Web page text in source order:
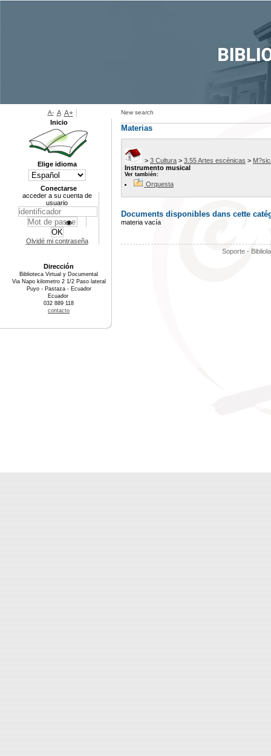
New search
Materias
> 3 Cultura > 3.55 Artes escénicas >
Instrumento musical
Ver también:
Orquesta
Documents disponibles dans cette
materia vacía
Soporte -
A- A A+
Inicio
Elige idioma
Conectarse
acceder a su cuenta de
usuario
Olvidé mi contraseña
Dirección
Biblioteca Virtual y Documental
Via Napo kilometro 2 1/2 Paso lateral
Puyo - Pastaza - Ecuador
Ecuador
032 889 118
contacto